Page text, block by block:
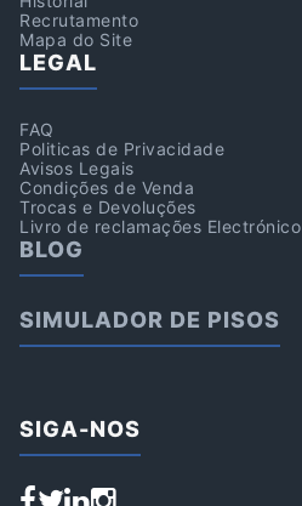
Recrutamento
Mapa do Site
LEGAL
FAQ
Politicas de Privacidade
Avisos Legais
Condições de Venda
Trocas e Devoluções
Livro de reclamações Electrónico
BLOG
SIMULADOR DE PISOS
SIGA-NOS